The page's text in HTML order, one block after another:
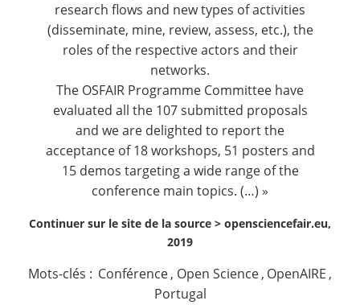
research flows and new types of activities
(disseminate, mine, review, assess, etc.), the
roles of the respective actors and their
networks.
The OSFAIR Programme Committee have
evaluated all the 107 submitted proposals
and we are delighted to report the
acceptance of 18 workshops, 51 posters and
15 demos targeting a wide range of the
conference main topics. (…) »
Continuer sur le site de la source > opensciencefair.eu,
2019
Mots-clés : Conférence, Open Science , OpenAIRE ,
Portugal